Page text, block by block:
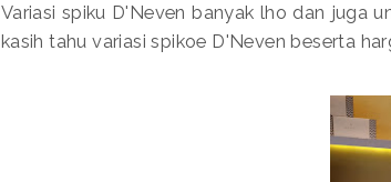
Variasi spiku D'Neven banyak lho dan juga
kasih tahu variasi spikoe D'Neven beserta